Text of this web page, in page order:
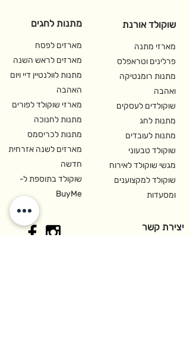
מתנות לחגים
מארזים לפסח
מארזים לראש השנה
מתנות לוולנטיין דיי ויום
האהבה
מארזי שוקולד לפורים
מתנות לחנוכה
מתנות לכריסמס
מארזים לשנה אזרחית
חדשה
שוקולד בתוספת ל-
BuyMe
שוקולד אורנת
מארזי מתנה
פרלינים וטראפלס
מתנות רומנטיקה
ואהבה
שוקולדים לעסקים
מתנות לחג
מתנות לעובדים
שוקולד טבעוני
מגשי שוקולד לאירוח
שוקולד למקצוענים
ומסעדות
יצירת קשר